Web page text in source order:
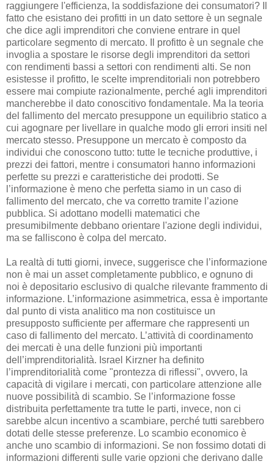
raggiungere l'efficienza, la soddisfazione dei consumatori? Il
fatto che esistano dei profitti in un dato settore è un segnale
che dice agli imprenditori che conviene entrare in quel
particolare segmento di mercato. Il profitto è un segnale che
invoglia a spostare le risorse degli imprenditori da settori
con rendimenti bassi a settori con rendimenti alti. Se non
esistesse il profitto, le scelte imprenditoriali non potrebbero
essere mai compiute razionalmente, perché agli imprenditori
mancherebbe il dato conoscitivo fondamentale. Ma la teoria
del fallimento del mercato presuppone un equilibrio statico a
cui agognare per livellare in qualche modo gli errori insiti nel
mercato stesso. Presuppone un mercato è composto da
individui che conoscono tutto: tutte le tecniche produttive, i
prezzi dei fattori, mentre i consumatori hanno informazioni
perfette su prezzi e caratteristiche dei prodotti. Se
l’informazione è meno che perfetta siamo in un caso di
fallimento del mercato, che va corretto tramite l’azione
pubblica. Si adottano modelli matematici che
presumibilmente debbano orientare l'azione degli individui,
ma se falliscono è colpa del mercato.
La realtà di tutti giorni, invece, suggerisce che l’informazione
non è mai un asset completamente pubblico, e ognuno di
noi è depositario esclusivo di qualche rilevante frammento di
informazione. L’informazione asimmetrica, essa è importante
dal punto di vista analitico ma non costituisce un
presupposto sufficiente per affermare che rappresenti un
caso di fallimento del mercato. L’attività di coordinamento
dei mercati è una delle funzioni più importanti
dell’imprenditorialità. Israel Kirzner ha definito
l’imprenditorialità come "prontezza di riflessi", ovvero, la
capacità di vigilare i mercati, con particolare attenzione alle
nuove possibilità di scambio. Se l’informazione fosse
distribuita perfettamente tra tutte le parti, invece, non ci
sarebbe alcun incentivo a scambiare, perché tutti sarebbero
dotati delle stesse preferenze. Lo scambio economico è
anche uno scambio di informazioni. Se non fossimo dotati di
informazioni differenti sulle varie opzioni che derivano dalle